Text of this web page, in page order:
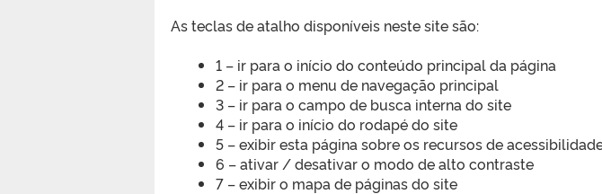
As teclas de atalho disponíveis neste site são:
1 – ir para o início do conteúdo principal da página
2 – ir para o menu de navegação principal
3 – ir para o campo de busca interna do site
4 – ir para o início do rodapé do site
5 – exibir esta página sobre os recursos de
6 – ativar / desativar o modo de alto contraste
7 – exibir o mapa de páginas do site